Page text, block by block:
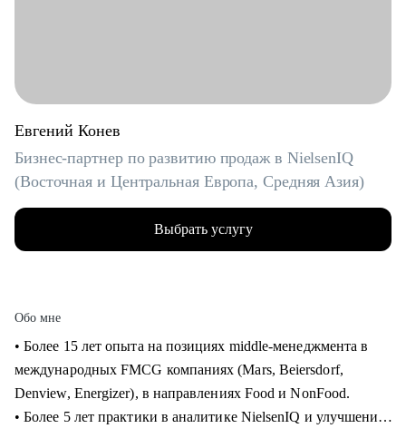
Евгений Конев
Бизнес-партнер по развитию продаж в NielsenIQ
(Восточная и Центральная Европа, Средняя Азия)
Выбрать услугу
Обо мне
• Более 15 лет опыта на позициях middle-менеджмента в
международных FMCG компаниях (Mars, Beiersdorf,
Denview, Energizer), в направлениях Food и NonFood.
• Более 5 лет практики в аналитике NielsenIQ и улучшения